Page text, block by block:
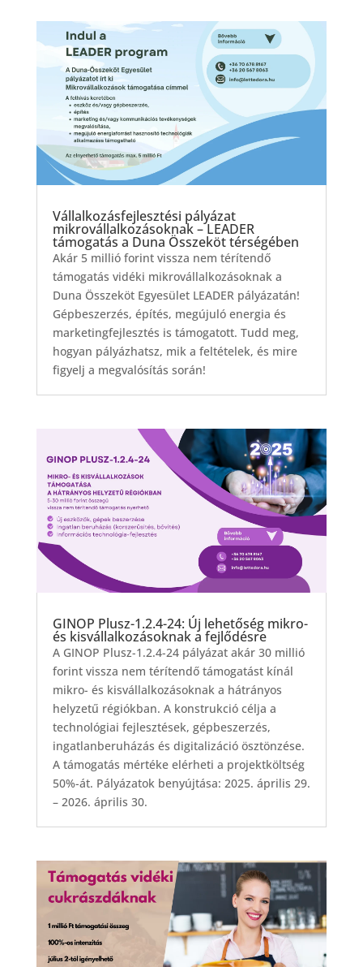
Vállalkozásfejlesztési pályázat
mikrovállalkozásoknak – LEADER
támogatás a Duna Összeköt térségében
Akár 5 millió forint vissza nem térítendő
támogatás vidéki mikrovállalkozásoknak a
Duna Összeköt Egyesület LEADER pályázatán!
Gépbeszerzés, építés, megújuló energia és
marketingfejlesztés is támogatott. Tudd meg,
hogyan pályázhatsz, mik a feltételek, és mire
figyelj a megvalósítás során!
GINOP Plusz-1.2.4-24: Új lehetőség mikro-
és kisvállalkozásoknak a fejlődésre
A GINOP Plusz-1.2.4-24 pályázat akár 30 millió
forint vissza nem térítendő támogatást kínál
mikro- és kisvállalkozásoknak a hátrányos
helyzetű régiókban. A konstrukció célja a
technológiai fejlesztések, gépbeszerzés,
ingatlanberuházás és digitalizáció ösztönzése.
A támogatás mértéke elérheti a projektköltség
50%-át. Pályázatok benyújtása: 2025. április 29.
– 2026. április 30.